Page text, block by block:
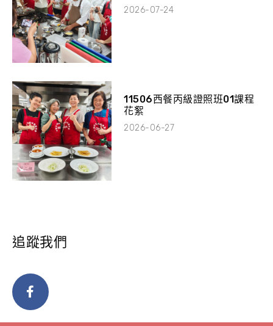
2026-07-24
11506西餐丙級證照班01課程
花絮
2026-06-27
追蹤我們